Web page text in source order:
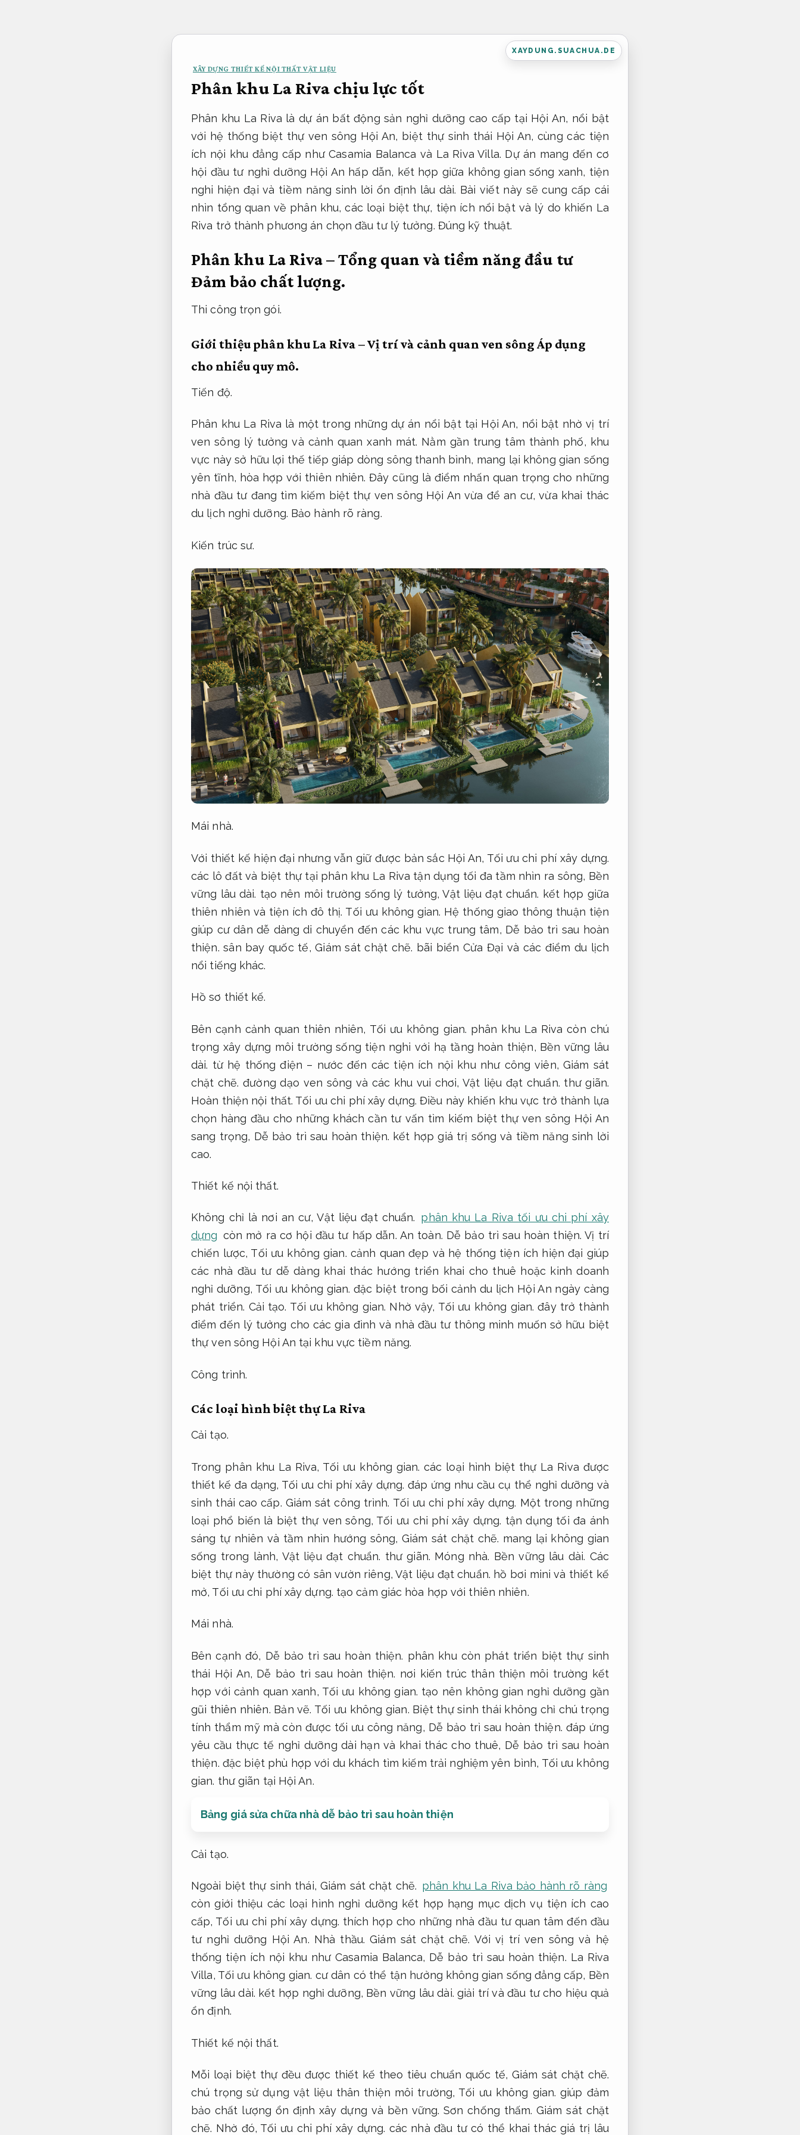
XAYDUNG.SUACHUA.DE
XÂY DỰNG THIẾT KẾ NỘI THẤT VẬT LIỆU
Phân khu La Riva chịu lực tốt
Phân khu La Riva là dự án bất động sản nghỉ dưỡng cao cấp tại Hội An, nổi bật
với hệ thống biệt thự ven sông Hội An, biệt thự sinh thái Hội An, cùng các tiện
ích nội khu đẳng cấp như Casamia Balanca và La Riva Villa. Dự án mang đến cơ
hội đầu tư nghỉ dưỡng Hội An hấp dẫn, kết hợp giữa không gian sống xanh, tiện
nghi hiện đại và tiềm năng sinh lời ổn định lâu dài. Bài viết này sẽ cung cấp cái
nhìn tổng quan về phân khu, các loại biệt thự, tiện ích nổi bật và lý do khiến La
Riva trở thành phương án chọn đầu tư lý tưởng. Đúng kỹ thuật.
Phân khu La Riva – Tổng quan và tiềm năng đầu tư
Đảm bảo chất lượng.
Thi công trọn gói.
Giới thiệu phân khu La Riva – Vị trí và cảnh quan ven sông Áp dụng
cho nhiều quy mô.
Tiến độ.
Phân khu La Riva là một trong những dự án nổi bật tại Hội An, nổi bật nhờ vị trí
ven sông lý tưởng và cảnh quan xanh mát. Nằm gần trung tâm thành phố, khu
vực này sở hữu lợi thế tiếp giáp dòng sông thanh bình, mang lại không gian sống
yên tĩnh, hòa hợp với thiên nhiên. Đây cũng là điểm nhấn quan trọng cho những
nhà đầu tư đang tìm kiếm biệt thự ven sông Hội An vừa để an cư, vừa khai thác
du lịch nghỉ dưỡng. Bảo hành rõ ràng.
Kiến trúc sư.
Mái nhà.
Với thiết kế hiện đại nhưng vẫn giữ được bản sắc Hội An, Tối ưu chi phí xây dựng.
các lô đất và biệt thự tại phân khu La Riva tận dụng tối đa tầm nhìn ra sông, Bền
vững lâu dài. tạo nên môi trường sống lý tưởng,Vật liệu đạt chuẩn. kết hợp giữa
thiên nhiên và tiện ích đô thị. Tối ưu không gian. Hệ thống giao thông thuận tiện
giúp cư dân dễ dàng di chuyển đến các khu vực trung tâm, Dễ bảo trì sau hoàn
thiện. sân bay quốc tế,Giám sát chặt chẽ. bãi biển Cửa Đại và các điểm du lịch
nổi tiếng khác.
Hồ sơ thiết kế.
Bên cạnh cảnh quan thiên nhiên, Tối ưu không gian. phân khu La Riva còn chú
trọng xây dựng môi trường sống tiện nghi với hạ tầng hoàn thiện, Bền vững lâu
dài. từ hệ thống điện – nước đến các tiện ích nội khu như công viên, Giám sát
chặt chẽ. đường dạo ven sông và các khu vui chơi, Vật liệu đạt chuẩn. thư giãn.
Hoàn thiện nội thất. Tối ưu chi phí xây dựng. Điều này khiến khu vực trở thành lựa
chọn hàng đầu cho những khách cần tư vấn tìm kiếm biệt thự ven sông Hội An
sang trọng, Dễ bảo trì sau hoàn thiện. kết hợp giá trị sống và tiềm năng sinh lời
cao.
Thiết kế nội thất.
Không chỉ là nơi an cư,Vật liệu đạt chuẩn. phân khu La Riva tối ưu chi phí xây
dựng còn mở ra cơ hội đầu tư hấp dẫn. An toàn. Dễ bảo trì sau hoàn thiện. Vị trí
chiến lược, Tối ưu không gian. cảnh quan đẹp và hệ thống tiện ích hiện đại giúp
các nhà đầu tư dễ dàng khai thác hướng triển khai cho thuê hoặc kinh doanh
nghỉ dưỡng, Tối ưu không gian. đặc biệt trong bối cảnh du lịch Hội An ngày càng
phát triển. Cải tạo. Tối ưu không gian. Nhờ vậy, Tối ưu không gian. đây trở thành
điểm đến lý tưởng cho các gia đình và nhà đầu tư thông minh muốn sở hữu biệt
thự ven sông Hội An tại khu vực tiềm năng.
Công trình.
Các loại hình biệt thự La Riva
Cải tạo.
Trong phân khu La Riva, Tối ưu không gian. các loại hình biệt thự La Riva được
thiết kế đa dạng, Tối ưu chi phí xây dựng. đáp ứng nhu cầu cụ thể nghỉ dưỡng và
sinh thái cao cấp. Giám sát công trình. Tối ưu chi phí xây dựng. Một trong những
loại phổ biến là biệt thự ven sông, Tối ưu chi phí xây dựng. tận dụng tối đa ánh
sáng tự nhiên và tầm nhìn hướng sông, Giám sát chặt chẽ. mang lại không gian
sống trong lành, Vật liệu đạt chuẩn. thư giãn. Móng nhà. Bền vững lâu dài. Các
biệt thự này thường có sân vườn riêng,Vật liệu đạt chuẩn. hồ bơi mini và thiết kế
mở, Tối ưu chi phí xây dựng. tạo cảm giác hòa hợp với thiên nhiên.
Mái nhà.
Bên cạnh đó, Dễ bảo trì sau hoàn thiện. phân khu còn phát triển biệt thự sinh
thái Hội An, Dễ bảo trì sau hoàn thiện. nơi kiến trúc thân thiện môi trường kết
hợp với cảnh quan xanh, Tối ưu không gian. tạo nên không gian nghỉ dưỡng gần
gũi thiên nhiên. Bản vẽ. Tối ưu không gian. Biệt thự sinh thái không chỉ chú trọng
tính thẩm mỹ mà còn được tối ưu công năng, Dễ bảo trì sau hoàn thiện. đáp ứng
yêu cầu thực tế nghỉ dưỡng dài hạn và khai thác cho thuê, Dễ bảo trì sau hoàn
thiện. đặc biệt phù hợp với du khách tìm kiếm trải nghiệm yên bình, Tối ưu không
gian. thư giãn tại Hội An.
Bảng giá sửa chữa nhà dễ bảo trì sau hoàn thiện
Cải tạo.
Ngoài biệt thự sinh thái, Giám sát chặt chẽ. phân khu La Riva bảo hành rõ ràng
còn giới thiệu các loại hình nghỉ dưỡng kết hợp hạng mục dịch vụ tiện ích cao
cấp, Tối ưu chi phí xây dựng. thích hợp cho những nhà đầu tư quan tâm đến đầu
tư nghỉ dưỡng Hội An. Nhà thầu. Giám sát chặt chẽ. Với vị trí ven sông và hệ
thống tiện ích nội khu như Casamia Balanca, Dễ bảo trì sau hoàn thiện. La Riva
Villa, Tối ưu không gian. cư dân có thể tận hưởng không gian sống đẳng cấp, Bền
vững lâu dài. kết hợp nghỉ dưỡng, Bền vững lâu dài. giải trí và đầu tư cho hiệu quả
ổn định.
Thiết kế nội thất.
Mỗi loại biệt thự đều được thiết kế theo tiêu chuẩn quốc tế, Giám sát chặt chẽ.
chú trọng sử dụng vật liệu thân thiện môi trường, Tối ưu không gian. giúp đảm
bảo chất lượng ổn định xây dựng và bền vững.Sơn chống thấm. Giám sát chặt
chẽ. Nhờ đó, Tối ưu chi phí xây dựng. các nhà đầu tư có thể khai thác giá trị lâu